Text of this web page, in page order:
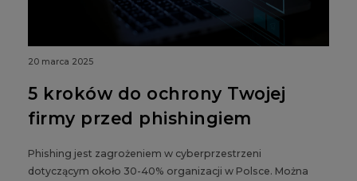
20 marca 2025
5 kroków do ochrony Twojej
firmy przed phishingiem
Phishing jest zagrożeniem w cyberprzestrzeni
dotyczącym około 30-40% organizacji w Polsce. Można